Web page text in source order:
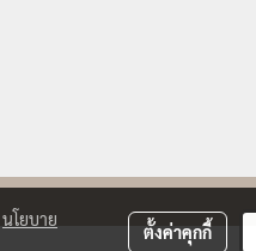
นโยบาย
ตั้งค่าคุกกี้